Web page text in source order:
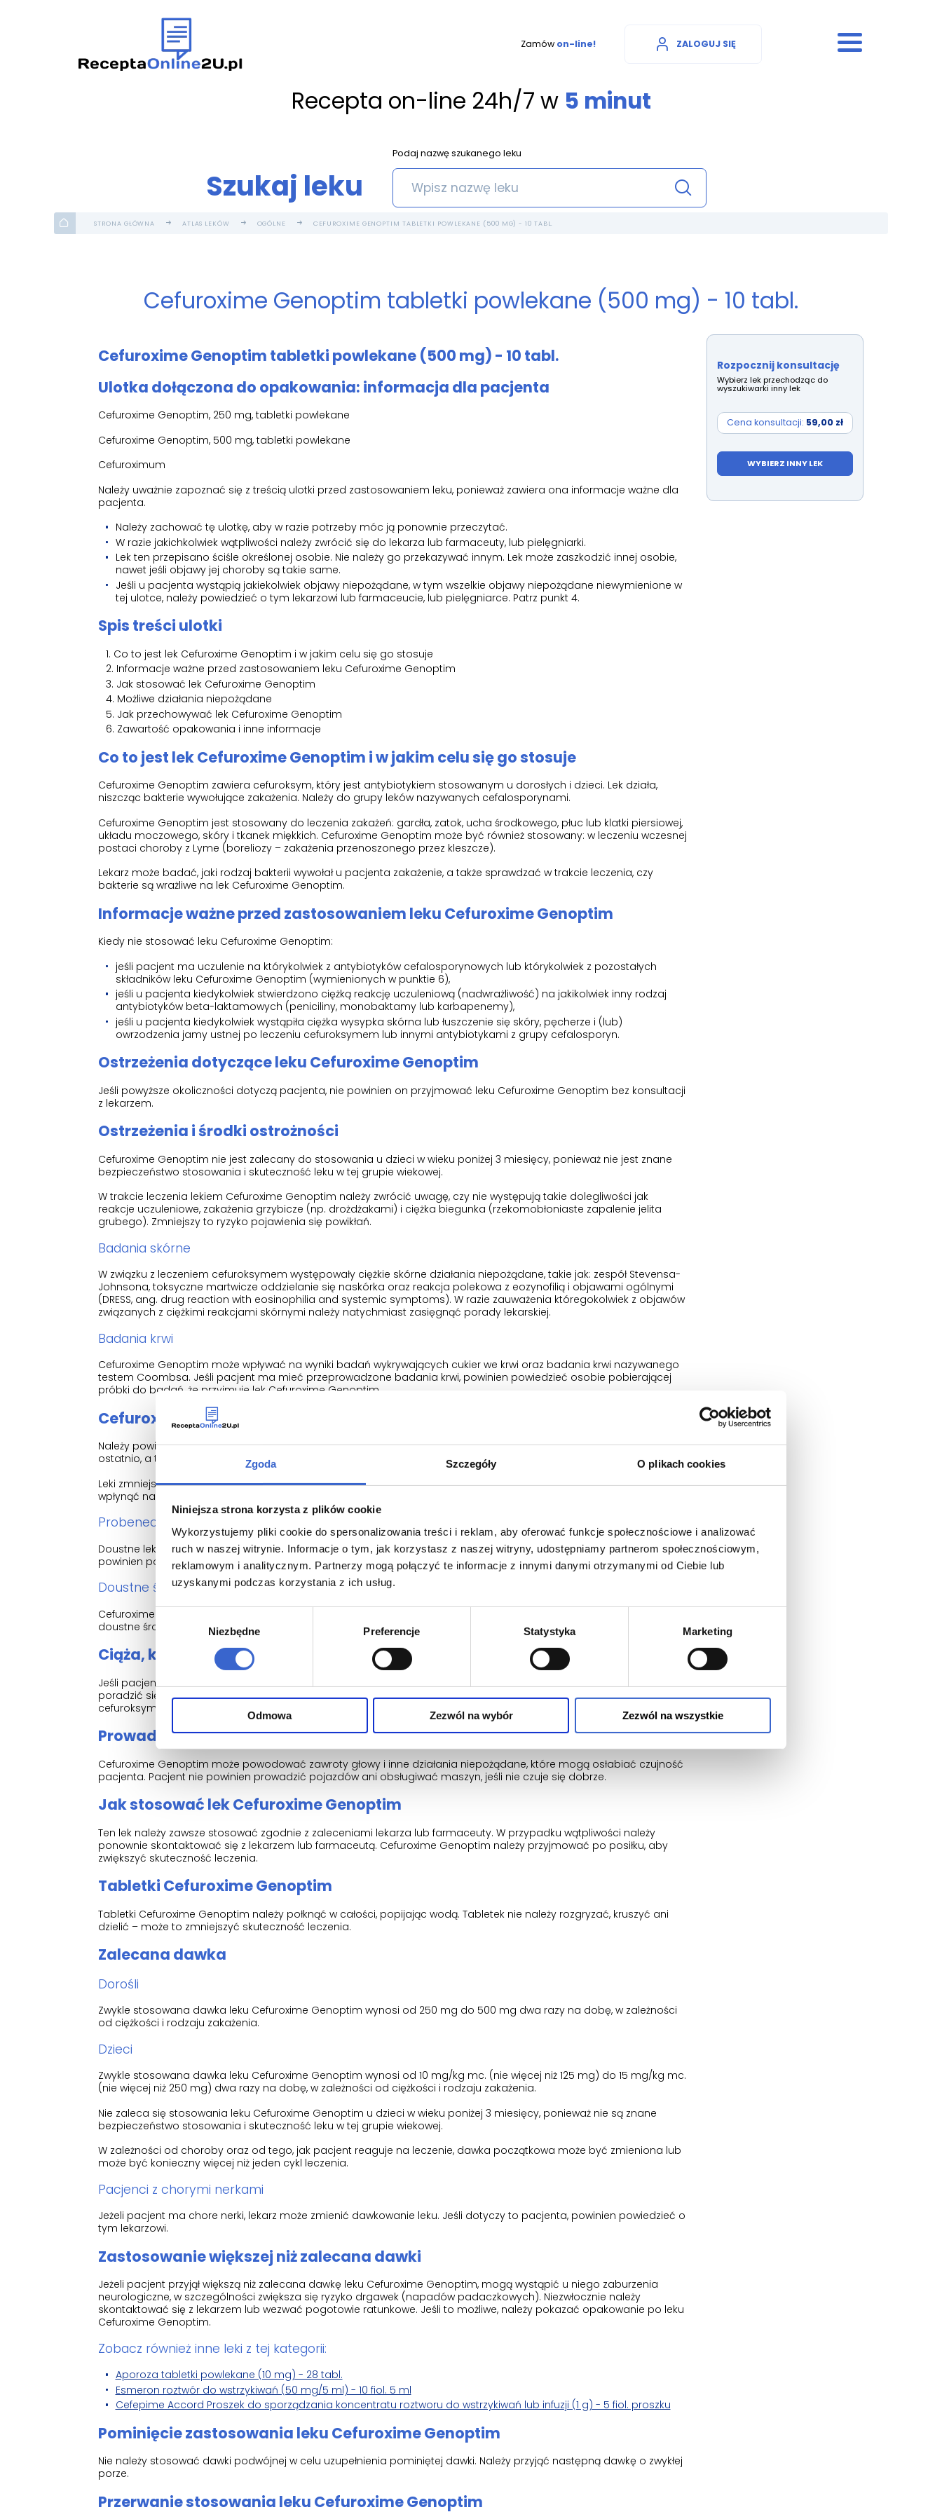
Zgoda Szczegóły O plikach cookies
Niniejsza strona korzysta z plików cookie
Wykorzystujemy pliki cookie do spersonalizowania treści i reklam, aby oferować funkcje społecznościowe i analizować
ruch w naszej witrynie. Informacje o tym, jak korzystasz z naszej witryny, udostępniamy partnerom społecznościowym,
reklamowym i analitycznym. Partnerzy mogą połączyć te informacje z innymi danymi otrzymanymi od Ciebie lub
uzyskanymi podczas korzystania z ich usług.
zgody
Niezbędne Preferencje Statystyka Marketing
Odmowa Zezwól na wybór Zezwól na wszystkie
Zamów on-line! ZALOGUJ SIĘ
Recepta on-line 24h/7 w 5 minut
Szukaj leku
Podaj nazwę szukanego leku
STRONA GŁÓWNA ATLAS LEKÓW OGÓLNE CEFUROXIME GENOPTIM TABLETKI POWLEKANE (500 MG) - 10 TABL.
Cefuroxime Genoptim tabletki powlekane (500 mg) - 10 tabl.
Cefuroxime Genoptim tabletki powlekane (500 mg) - 10 tabl.
Ulotka dołączona do opakowania: informacja dla pacjenta
Cefuroxime Genoptim, 250 mg, tabletki powlekane
Cefuroxime Genoptim, 500 mg, tabletki powlekane
Cefuroximum
Należy uważnie zapoznać się z treścią ulotki przed zastosowaniem leku, ponieważ zawiera ona informacje ważne dla
pacjenta.
Należy zachować tę ulotkę, aby w razie potrzeby móc ją ponownie przeczytać.
W razie jakichkolwiek wątpliwości należy zwrócić się do lekarza lub farmaceuty, lub pielęgniarki.
Lek ten przepisano ściśle określonej osobie. Nie należy go przekazywać innym. Lek może zaszkodzić innej osobie,
nawet jeśli objawy jej choroby są takie same.
Jeśli u pacjenta wystąpią jakiekolwiek objawy niepożądane, w tym wszelkie objawy niepożądane niewymienione w
tej ulotce, należy powiedzieć o tym lekarzowi lub farmaceucie, lub pielęgniarce. Patrz punkt 4.
Spis treści ulotki
Co to jest lek Cefuroxime Genoptim i w jakim celu się go stosuje
Informacje ważne przed zastosowaniem leku Cefuroxime Genoptim
Jak stosować lek Cefuroxime Genoptim
Możliwe działania niepożądane
Jak przechowywać lek Cefuroxime Genoptim
Zawartość opakowania i inne informacje
Co to jest lek Cefuroxime Genoptim i w jakim celu się go stosuje
Cefuroxime Genoptim zawiera cefuroksym, który jest antybiotykiem stosowanym u dorosłych i dzieci. Lek działa,
niszcząc bakterie wywołujące zakażenia. Należy do grupy leków nazywanych cefalosporynami.
Cefuroxime Genoptim jest stosowany do leczenia zakażeń: gardła, zatok, ucha środkowego, płuc lub klatki piersiowej,
układu moczowego, skóry i tkanek miękkich. Cefuroxime Genoptim może być również stosowany: w leczeniu wczesnej
postaci choroby z Lyme (boreliozy – zakażenia przenoszonego przez kleszcze).
Lekarz może badać, jaki rodzaj bakterii wywołał u pacjenta zakażenie, a także sprawdzać w trakcie leczenia, czy
bakterie są wrażliwe na lek Cefuroxime Genoptim.
Informacje ważne przed zastosowaniem leku Cefuroxime Genoptim
Kiedy nie stosować leku Cefuroxime Genoptim:
jeśli pacjent ma uczulenie na którykolwiek z antybiotyków cefalosporynowych lub którykolwiek z pozostałych
składników leku Cefuroxime Genoptim (wymienionych w punktie 6),
jeśli u pacjenta kiedykolwiek stwierdzono ciężką reakcję uczuleniową (nadwrażliwość) na jakikolwiek inny rodzaj
antybiotyków beta-laktamowych (peniciliny, monobaktamy lub karbapenemy),
jeśli u pacjenta kiedykolwiek wystąpiła ciężka wysypka skórna lub łuszczenie się skóry, pęcherze i (lub)
owrzodzenia jamy ustnej po leczeniu cefuroksymem lub innymi antybiotykami z grupy cefalosporyn.
Ostrzeżenia dotyczące leku Cefuroxime Genoptim
Jeśli powyższe okoliczności dotyczą pacjenta, nie powinien on przyjmować leku Cefuroxime Genoptim bez konsultacji
z lekarzem.
Ostrzeżenia i środki ostrożności
Cefuroxime Genoptim nie jest zalecany do stosowania u dzieci w wieku poniżej 3 miesięcy, ponieważ nie jest znane
bezpieczeństwo stosowania i skuteczność leku w tej grupie wiekowej.
W trakcie leczenia lekiem Cefuroxime Genoptim należy zwrócić uwagę, czy nie występują takie dolegliwości jak
reakcje uczuleniowe, zakażenia grzybicze (np. drożdżakami) i ciężka biegunka (rzekomobłoniaste zapalenie jelita
grubego). Zmniejszy to ryzyko pojawienia się powikłań.
Badania skórne
W związku z leczeniem cefuroksymem występowały ciężkie skórne działania niepożądane, takie jak: zespół Stevensa-
Johnsona, toksyczne martwicze oddzielanie się naskórka oraz reakcja polekowa z eozynofilią i objawami ogólnymi
(DRESS, ang. drug reaction with eosinophilia and systemic symptoms). W razie zauważenia któregokolwiek z objawów
związanych z ciężkimi reakcjami skórnymi należy natychmiast zasięgnąć porady lekarskiej.
Badania krwi
Cefuroxime Genoptim może wpływać na wyniki badań wykrywających cukier we krwi oraz badania krwi nazywanego
testem Coombsa. Jeśli pacjent ma mieć przeprowadzone badania krwi, powinien powiedzieć osobie pobierającej
próbki do badań, że przyjmuje lek Cefuroxime Genoptim.
Cefuroxime Genoptim a inne leki
Należy powiedzieć lekarzowi lub farmaceucie o wszystkich lekach przyjmowanych przez pacjenta obecnie lub
ostatnio, a także o lekach, które pacjent planuje przyjmować. Dotyczy to również leków wydawanych bez recepty.
Leki zmniejszające ilość kwasu w żołądku (np. leki zobojętniające kwas żołądkowy stosowane w leczeniu zgagi) mogą
wpłynąć na działanie leku Cefuroxime Genoptim.
Probenecyd
Doustne leki przeciwzakrzepowe (antykoagulanty) - Jeżeli pacjent przyjmuje wymienione wyżej (lub podobne) leki,
powinien powiedzieć o tym lekarzowi lub farmaceucie.
Doustne środki antykoncepcyjne
Cefuroxime Genoptim może zmniejszać skuteczność doustnych środków antykoncepcyjnych. Jeśli pacjentka stosuje
doustne środki antykoncepcyjne, powinna dodatkowo stosować mechaniczne metody zapobiegania ciąży.
Ciąża, karmienie piersią i wpływ na płodność
Jeśli pacjentka jest w ciąży lub karmi piersią, przypuszcza, że może być w ciąży lub planuje mieć dziecko, powinna
poradzić się lekarza lub farmaceuty przed zastosowaniem tego leku. Lekarz oceni korzyść ze stosowania
cefuroksymu w stosunku do ryzyka dla dziecka.
Prowadzenie pojazdów i obsługiwanie maszyn
Cefuroxime Genoptim może powodować zawroty głowy i inne działania niepożądane, które mogą osłabiać czujność
pacjenta. Pacjent nie powinien prowadzić pojazdów ani obsługiwać maszyn, jeśli nie czuje się dobrze.
Jak stosować lek Cefuroxime Genoptim
Ten lek należy zawsze stosować zgodnie z zaleceniami lekarza lub farmaceuty. W przypadku wątpliwości należy
ponownie skontaktować się z lekarzem lub farmaceutą. Cefuroxime Genoptim należy przyjmować po posiłku, aby
zwiększyć skuteczność leczenia.
Tabletki Cefuroxime Genoptim
Tabletki Cefuroxime Genoptim należy połknąć w całości, popijając wodą. Tabletek nie należy rozgryzać, kruszyć ani
dzielić – może to zmniejszyć skuteczność leczenia.
Zalecana dawka
Dorośli
Zwykle stosowana dawka leku Cefuroxime Genoptim wynosi od 250 mg do 500 mg dwa razy na dobę, w zależności
od ciężkości i rodzaju zakażenia.
Dzieci
Zwykle stosowana dawka leku Cefuroxime Genoptim wynosi od 10 mg/kg mc. (nie więcej niż 125 mg) do 15 mg/kg mc.
(nie więcej niż 250 mg) dwa razy na dobę, w zależności od ciężkości i rodzaju zakażenia.
Nie zaleca się stosowania leku Cefuroxime Genoptim u dzieci w wieku poniżej 3 miesięcy, ponieważ nie są znane
bezpieczeństwo stosowania i skuteczność leku w tej grupie wiekowej.
W zależności od choroby oraz od tego, jak pacjent reaguje na leczenie, dawka początkowa może być zmieniona lub
może być konieczny więcej niż jeden cykl leczenia.
Pacjenci z chorymi nerkami
Jeżeli pacjent ma chore nerki, lekarz może zmienić dawkowanie leku. Jeśli dotyczy to pacjenta, powinien powiedzieć o
tym lekarzowi.
Zastosowanie większej niż zalecana dawki
Jeżeli pacjent przyjął większą niż zalecana dawkę leku Cefuroxime Genoptim, mogą wystąpić u niego zaburzenia
neurologiczne, w szczególności zwiększa się ryzyko drgawek (napadów padaczkowych). Niezwłocznie należy
skontaktować się z lekarzem lub wezwać pogotowie ratunkowe. Jeśli to możliwe, należy pokazać opakowanie po leku
Cefuroxime Genoptim.
Zobacz również inne leki z tej kategorii:
Aporoza tabletki powlekane (10 mg) - 28 tabl.
Esmeron roztwór do wstrzykiwań (50 mg/5 ml) - 10 fiol. 5 ml
Cefepime Accord Proszek do sporządzania koncentratu roztworu do wstrzykiwań lub infuzji (1 g) - 5 fiol. proszku
Pominięcie zastosowania leku Cefuroxime Genoptim
Nie należy stosować dawki podwójnej w celu uzupełnienia pominiętej dawki. Należy przyjąć następną dawkę o zwykłej
porze.
Przerwanie stosowania leku Cefuroxime Genoptim
Rozpocznij konsultację
Wybierz lek przechodząc do
wyszukiwarki inny lek
Cena konsultacji: 59,00 zł
WYBIERZ INNY LEK